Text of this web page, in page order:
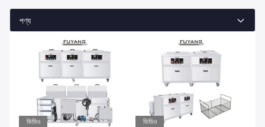
পণ্য
ভিডিও ভিডিও